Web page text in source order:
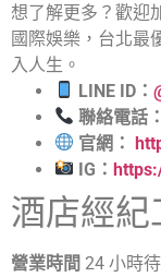
想了解更多？歡迎
國際娛樂，台北最
入人生。
LINE ID：
聯絡電話
官網：
IG：
酒店經
營業時間 24 小時